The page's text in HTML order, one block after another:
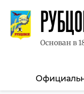
Основан в
Основная